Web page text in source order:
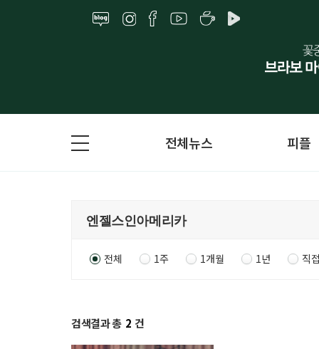
전체뉴스 피플
전체 1주 1개월 1년 직
검색결과 총 2 건